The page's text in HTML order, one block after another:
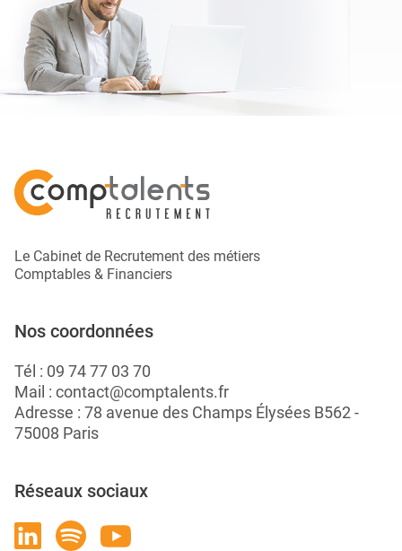
Le Cabinet de Recrutement des métiers
Comptables & Financiers
Nos coordonnées
Tél : 09 74 77 03 70
Mail : contact@comptalents.fr
Adresse : 78 avenue des Champs Élysées B562 -
75008 Paris
Réseaux sociaux